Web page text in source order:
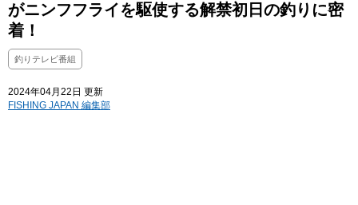
がニンフフライを駆使する解禁初日の釣りに密
着！
釣りテレビ番組
2024年04月22日 更新
FISHING JAPAN 編集部